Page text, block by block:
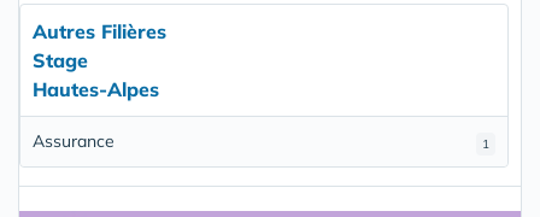
Autres Filières
Stage
Hautes-Alpes
1
Assurance